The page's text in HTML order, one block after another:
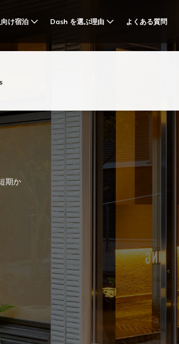
け宿泊 Dash を選ぶ理由 よくある質問
期か